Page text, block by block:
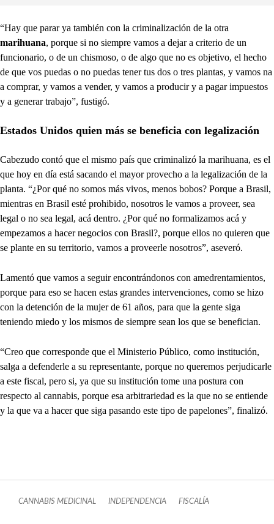
“Hay que parar ya también con la criminalización de la otra
marihuana, porque si no siempre vamos a dejar a criterio de un
funcionario, o de un chismoso, o de algo que no es objetivo, el hecho
de que vos puedas o no puedas tener tus dos o tres plantas, y vamos na
a comprar, y vamos a vender, y vamos a producir y a pagar impuestos
y a generar trabajo”, fustigó.
Estados Unidos quien más se beneficia con legalización
Cabezudo contó que el mismo país que criminalizó la marihuana, es el
que hoy en día está sacando el mayor provecho a la legalización de la
planta. “¿Por qué no somos más vivos, menos bobos? Porque a Brasil,
mientras en Brasil esté prohibido, nosotros le vamos a proveer, sea
legal o no sea legal, acá dentro. ¿Por qué no formalizamos acá y
empezamos a hacer negocios con Brasil?, porque ellos no quieren que
se plante en su territorio, vamos a proveerle nosotros”, aseveró.
Lamentó que vamos a seguir encontrándonos con amedrentamientos,
porque para eso se hacen estas grandes intervenciones, como se hizo
con la detención de la mujer de 61 años, para que la gente siga
teniendo miedo y los mismos de siempre sean los que se benefician.
“Creo que corresponde que el Ministerio Público, como institución,
salga a defenderle a su representante, porque no queremos perjudicarle
a este fiscal, pero si, ya que su institución tome una postura con
respecto al cannabis, porque esa arbitrariedad es la que no se entiende
y la que va a hacer que siga pasando este tipo de papelones”, finalizó.
CANNABIS MEDICINAL INDEPENDENCIA FISCALÍA